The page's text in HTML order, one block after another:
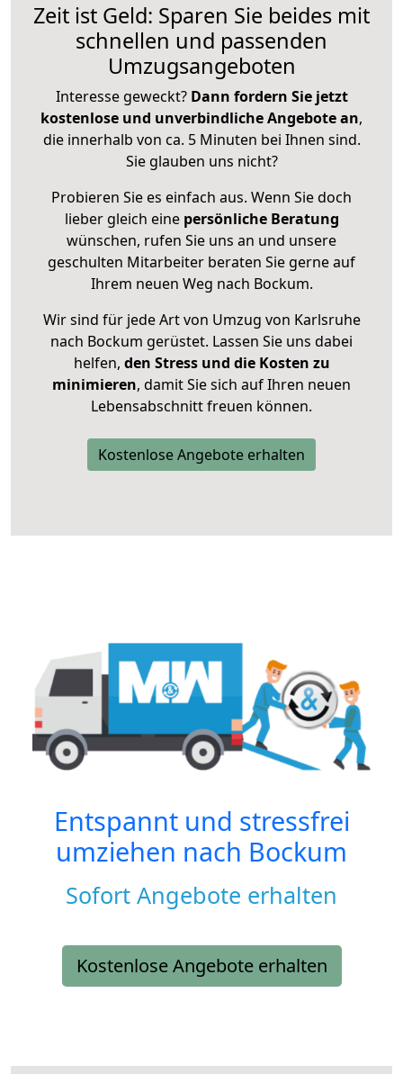
Zeit ist Geld: Sparen Sie beides mit
schnellen und passenden
Umzugsangeboten
Interesse geweckt? Dann fordern Sie jetzt
kostenlose und unverbindliche Angebote an,
die innerhalb von ca. 5 Minuten bei Ihnen sind.
Sie glauben uns nicht?
Probieren Sie es einfach aus. Wenn Sie doch
lieber gleich eine persönliche Beratung
wünschen, rufen Sie uns an und unsere
geschulten Mitarbeiter beraten Sie gerne auf
Ihrem neuen Weg nach Bockum.
Wir sind für jede Art von Umzug von Karlsruhe
nach Bockum gerüstet. Lassen Sie uns dabei
helfen, den Stress und die Kosten zu
minimieren, damit Sie sich auf Ihren neuen
Lebensabschnitt freuen können.
Kostenlose Angebote erhalten
Entspannt und stressfrei
umziehen nach Bockum
Sofort Angebote erhalten
Kostenlose Angebote erhalten